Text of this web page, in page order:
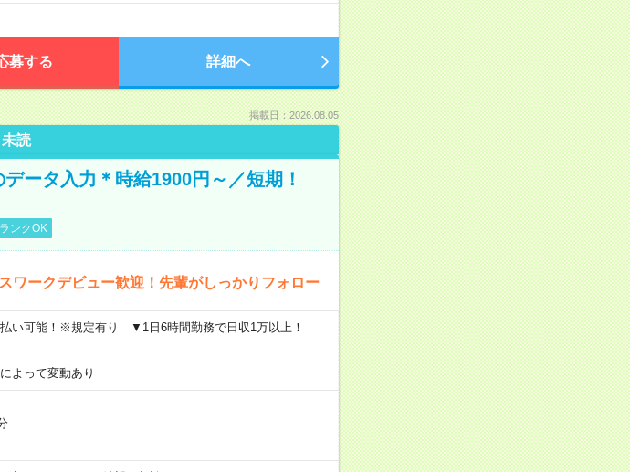
募する 詳細へ
掲載日：2026.08.05
未読
ータ入力＊時給1900円～／短期！
ンクOK
ワークデビュー歓迎！先輩がしっかりフォロー
い可能！※規定有り ▼1日6時間勤務で日収1万以上！
よって変動あり